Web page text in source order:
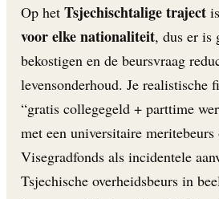
Op het Tsjechischtalige traject
voor elke nationaliteit, dus er is
bekostigen en de beursvraag
levensonderhoud. Je realistische
“gratis collegegeld + parttime
met een universitaire
Visegradfonds als incidentele
Tsjechische overheidsbeurs in